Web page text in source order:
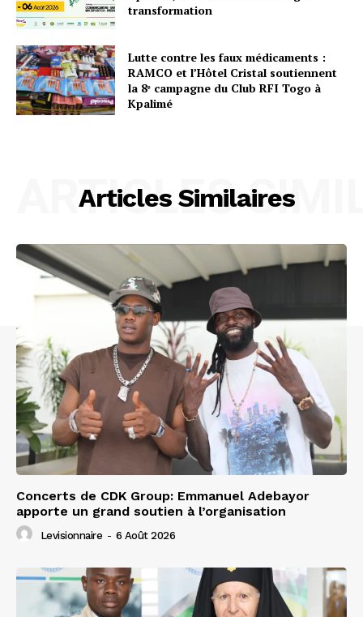
transformation
Lutte contre les faux médicaments :
RAMCO et l’Hôtel Cristal soutiennent
la 8ᵉ campagne du Club RFI Togo à
Kpalimé
Articles Similaires
ARTICLES
Concerts de CDK Group: Emmanuel Adebayor
apporte un grand soutien à l’organisation
Levisionnaire - 6 Août 2026